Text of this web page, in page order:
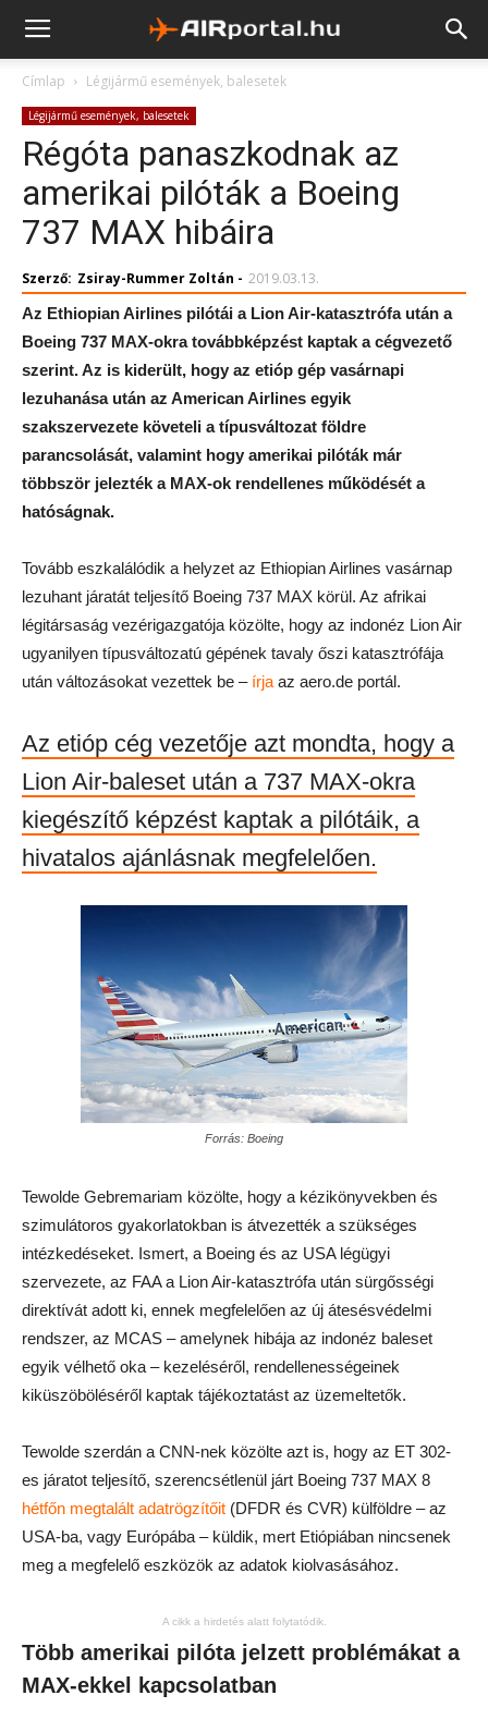
Címlap Légijármű események, balesetek
Légijármű események, balesetek
Régóta panaszkodnak az
amerikai pilóták a Boeing
737 MAX hibáira
Szerző: Zsiray-Rummer Zoltán - 2019.03.13.
Az Ethiopian Airlines pilótái a Lion Air-katasztrófa után a
Boeing 737 MAX-okra továbbképzést kaptak a cégvezető
szerint. Az is kiderült, hogy az etióp gép vasárnapi
lezuhanása után az American Airlines egyik
szakszervezete követeli a típusváltozat földre
parancsolását, valamint hogy amerikai pilóták már
többször jelezték a MAX-ok rendellenes működését a
hatóságnak.
Tovább eszkalálódik a helyzet az Ethiopian Airlines vasárnap
lezuhant járatát teljesítő Boeing 737 MAX körül. Az afrikai
légitársaság vezérigazgatója közölte, hogy az indonéz Lion Air
ugyanilyen típusváltozatú gépének tavaly őszi katasztrófája
után változásokat vezettek be – írja az aero.de portál.
Az etióp cég vezetője azt mondta, hogy a
Lion Air-baleset után a 737 MAX-okra
kiegészítő képzést kaptak a pilótáik, a
hivatalos ajánlásnak megfelelően.
Forrás: Boeing
Tewolde Gebremariam közölte, hogy a kézikönyvekben és
szimulátoros gyakorlatokban is átvezették a szükséges
intézkedéseket. Ismert, a Boeing és az USA légügyi
szervezete, az FAA a Lion Air-katasztrófa után sürgősségi
direktívát adott ki, ennek megfelelően az új átesésvédelmi
rendszer, az MCAS – amelynek hibája az indonéz baleset
egyik vélhető oka – kezeléséről, rendellenességeinek
kiküszöböléséről kaptak tájékoztatást az üzemeltetők.
Tewolde szerdán a CNN-nek közölte azt is, hogy az ET 302-
es járatot teljesítő, szerencsétlenül járt Boeing 737 MAX 8
hétfőn megtalált adatrögzítőit (DFDR és CVR) külföldre – az
USA-ba, vagy Európába – küldik, mert Etiópiában nincsenek
meg a megfelelő eszközök az adatok kiolvasásához.
A cikk a hirdetés alatt folytatódik.
Több amerikai pilóta jelzett problémákat a
MAX-ekkel kapcsolatban